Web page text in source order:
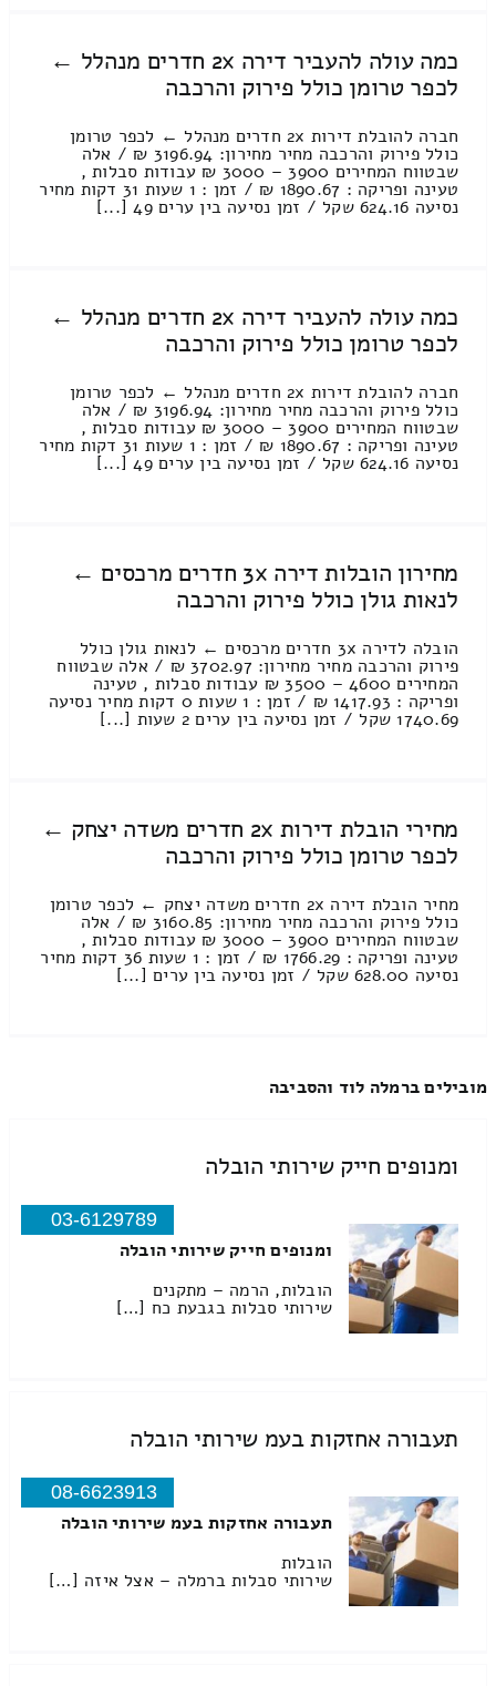
כמה עולה להעביר דירה 2x חדרים מנהלל ←
לכפר טרומן כולל פירוק והרכבה
חברה להובלת דירות 2x חדרים מנהלל ← לכפר טרומן
כולל פירוק והרכבה מחיר מחירון: 3196.94 ₪ / אלה
שבטווח המחירים 3900 – 3000 ₪ עבודות סבלות ,
טעינה ופריקה : 1890.67 ₪ / זמן : 1 שעות 31 דקות מחיר
נסיעה 624.16 שקל / זמן נסיעה בין ערים 49 [...]
כמה עולה להעביר דירה 2x חדרים מנהלל ←
לכפר טרומן כולל פירוק והרכבה
חברה להובלת דירות 2x חדרים מנהלל ← לכפר טרומן
כולל פירוק והרכבה מחיר מחירון: 3196.94 ₪ / אלה
שבטווח המחירים 3900 – 3000 ₪ עבודות סבלות ,
טעינה ופריקה : 1890.67 ₪ / זמן : 1 שעות 31 דקות מחיר
נסיעה 624.16 שקל / זמן נסיעה בין ערים 49 [...]
מחירון הובלות דירה 3x חדרים מרכסים ←
לנאות גולן כולל פירוק והרכבה
הובלה לדירה 3x חדרים מרכסים ← לנאות גולן כולל
פירוק והרכבה מחיר מחירון: 3702.97 ₪ / אלה שבטווח
המחירים 4600 – 3500 ₪ עבודות סבלות , טעינה
ופריקה : 1417.93 ₪ / זמן : 1 שעות 0 דקות מחיר נסיעה
1740.69 שקל / זמן נסיעה בין ערים 2 שעות [...]
מחירי הובלת דירות 2x חדרים משדה יצחק ←
לכפר טרומן כולל פירוק והרכבה
מחיר הובלת דירה 2x חדרים משדה יצחק ← לכפר טרומן
כולל פירוק והרכבה מחיר מחירון: 3160.85 ₪ / אלה
שבטווח המחירים 3900 – 3000 ₪ עבודות סבלות ,
טעינה ופריקה : 1766.29 ₪ / זמן : 1 שעות 36 דקות מחיר
נסיעה 628.00 שקל / זמן נסיעה בין ערים [...]
מובילים ברמלה לוד והסביבה
ומנופים חייק שירותי הובלה
03-6129789
ומנופים חייק שירותי הובלה
הובלות, הרמה – מתקנים
שירותי סבלות בגבעת כח […]
תעבורה אחזקות בעמ שירותי הובלה
08-6623913
תעבורה אחזקות בעמ שירותי הובלה
הובלות
שירותי סבלות ברמלה – אצל איזה […]